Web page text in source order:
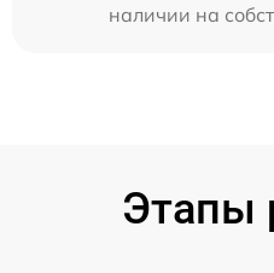
наличии на
Этапы